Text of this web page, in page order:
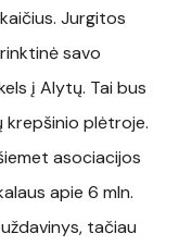
Jurgitos
savo
į Alytų. Tai bus
krepšinio plėtroje.
asociacijos
apie 6 mln.
tačiau